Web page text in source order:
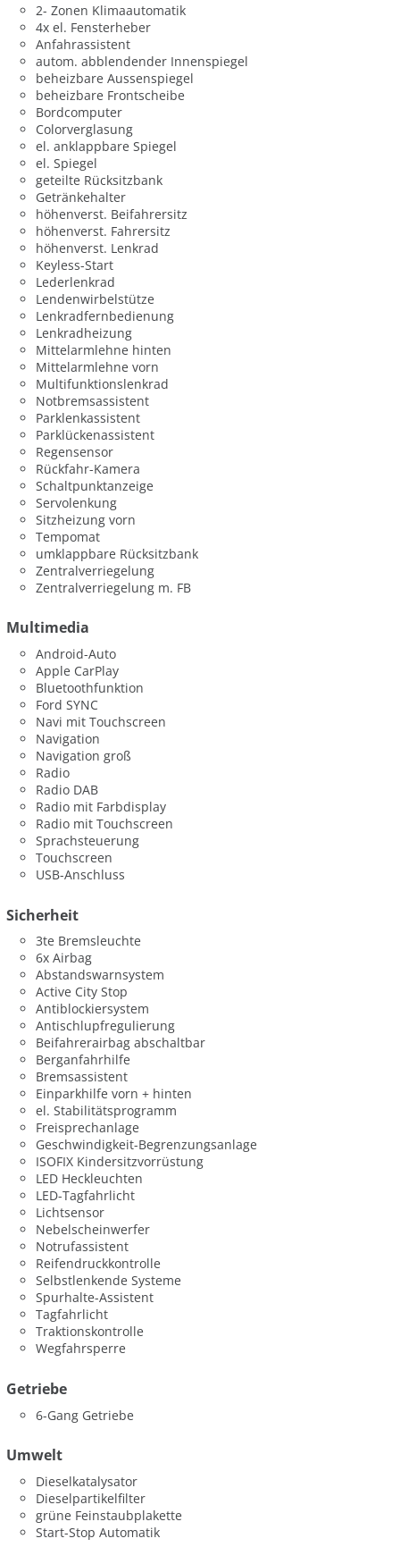
2- Zonen Klimaautomatik
4x el. Fensterheber
Anfahrassistent
autom. abblendender Innenspiegel
beheizbare Aussenspiegel
beheizbare Frontscheibe
Bordcomputer
Colorverglasung
el. anklappbare Spiegel
el. Spiegel
geteilte Rücksitzbank
Getränkehalter
höhenverst. Beifahrersitz
höhenverst. Fahrersitz
höhenverst. Lenkrad
Keyless-Start
Lederlenkrad
Lendenwirbelstütze
Lenkradfernbedienung
Lenkradheizung
Mittelarmlehne hinten
Mittelarmlehne vorn
Multifunktionslenkrad
Notbremsassistent
Parklenkassistent
Parklückenassistent
Regensensor
Rückfahr-Kamera
Schaltpunktanzeige
Servolenkung
Sitzheizung vorn
Tempomat
umklappbare Rücksitzbank
Zentralverriegelung
Zentralverriegelung m. FB
Multimedia
Android-Auto
Apple CarPlay
Bluetoothfunktion
Ford SYNC
Navi mit Touchscreen
Navigation
Navigation groß
Radio
Radio DAB
Radio mit Farbdisplay
Radio mit Touchscreen
Sprachsteuerung
Touchscreen
USB-Anschluss
Sicherheit
3te Bremsleuchte
6x Airbag
Abstandswarnsystem
Active City Stop
Antiblockiersystem
Antischlupfregulierung
Beifahrerairbag abschaltbar
Berganfahrhilfe
Bremsassistent
Einparkhilfe vorn + hinten
el. Stabilitätsprogramm
Freisprechanlage
Geschwindigkeit-Begrenzungsanlage
ISOFIX Kindersitzvorrüstung
LED Heckleuchten
LED-Tagfahrlicht
Lichtsensor
Nebelscheinwerfer
Notrufassistent
Reifendruckkontrolle
Selbstlenkende Systeme
Spurhalte-Assistent
Tagfahrlicht
Traktionskontrolle
Wegfahrsperre
Getriebe
6-Gang Getriebe
Umwelt
Dieselkatalysator
Dieselpartikelfilter
grüne Feinstaubplakette
Start-Stop Automatik